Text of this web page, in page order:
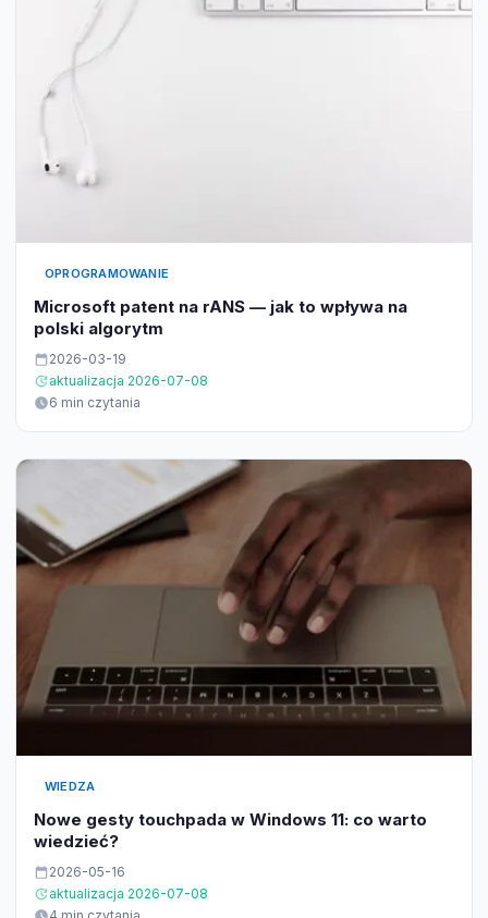
OPROGRAMOWANIE
Microsoft patent na rANS — jak to wpływa na
polski algorytm
2026-03-19
aktualizacja 2026-07-08
6 min czytania
WIEDZA
Nowe gesty touchpada w Windows 11: co warto
wiedzieć?
2026-05-16
aktualizacja 2026-07-08